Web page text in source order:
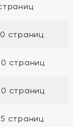
страниц
страниц
страниц
страниц